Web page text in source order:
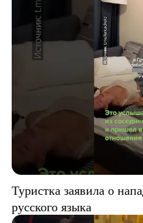
Туристка заявила о
русского языка